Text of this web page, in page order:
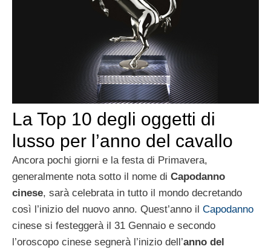
La Top 10 degli oggetti di
lusso per l’anno del cavallo
Ancora pochi giorni e la festa di Primavera,
generalmente nota sotto il nome di Capodanno
cinese, sarà celebrata in tutto il mondo decretando
così l’inizio del nuovo anno. Quest’anno il Capodanno
cinese si festeggerà il 31 Gennaio e secondo
l’oroscopo cinese segnerà l’inizio dell’anno del